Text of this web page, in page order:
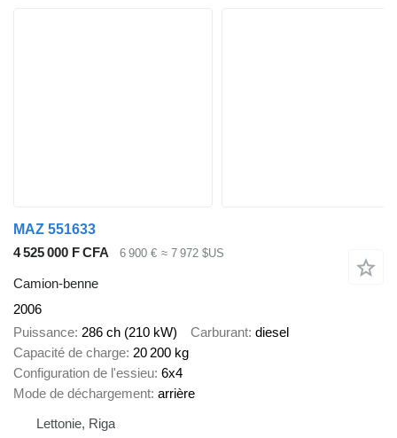
MAZ 551633
4 525 000 F CFA
6 900 € ≈ 7 972 $US
Camion-benne
2006
Puissance 286 ch (210 kW) Carburant diesel
Capacité de charge 20 200 kg
Configuration de l'essieu 6x4
Mode de déchargement arrière
Lettonie, Riga